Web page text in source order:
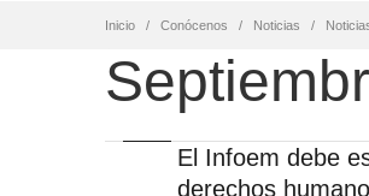
Inicio Conócenos Noticias
El Infoem debe
derechos